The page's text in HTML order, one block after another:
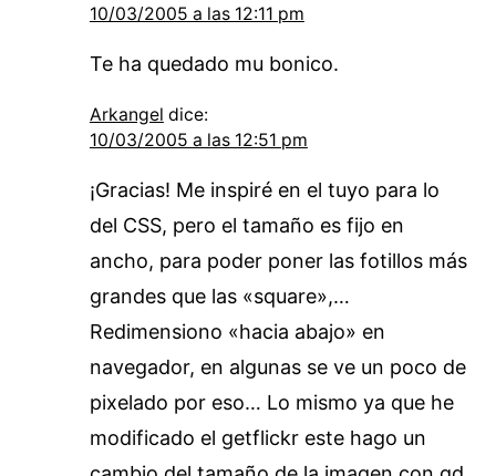
10/03/2005 a las 12:11 pm
Te ha quedado mu bonico.
Arkangel dice:
10/03/2005 a las 12:51 pm
¡Gracias! Me inspiré en el tuyo para lo
del CSS, pero el tamaño es fijo en
ancho, para poder poner las fotillos más
grandes que las «square»,…
Redimensiono «hacia abajo» en
navegador, en algunas se ve un poco de
pixelado por eso… Lo mismo ya que he
modificado el getflickr este hago un